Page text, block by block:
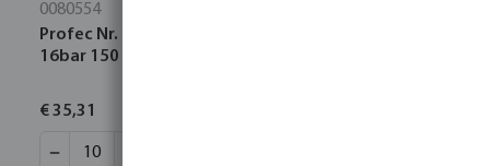
0080554
Profec Nr. 23 Pijpnippel RVS 316 1/2" buitendraad
16bar 150 mm
€ 35,31